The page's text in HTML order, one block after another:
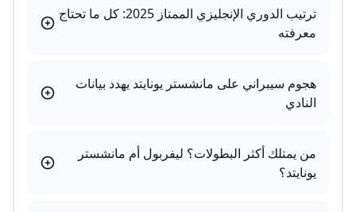
ترتيب الدوري الإنجليزي الممتاز 2025: كل ما تحتاج
معرفته
هجوم سيبراني على مانشستر يونايتد يهدد بيانات
النادي
من يمتلك أكثر البطولات؟ ليفربول أم مانشستر
يونايتد؟